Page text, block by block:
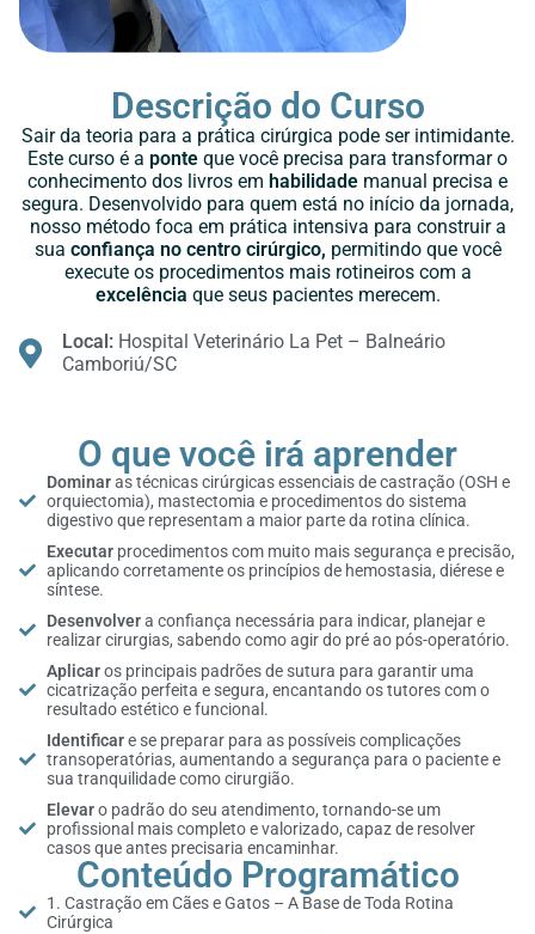
Local: Hospital Veterinário La Pet – Balneário
Camboriú/SC
Sair da teoria para a prática cirúrgica pode ser intimidante.
Este curso é a ponte que você precisa para transformar o
conhecimento dos livros em habilidade manual precisa e
segura. Desenvolvido para quem está no início da jornada,
nosso método foca em prática intensiva para construir a
sua confiança no centro cirúrgico, permitindo que você
execute os procedimentos mais rotineiros com a
excelência que seus pacientes merecem.
Descrição do Curso
Dominaras técnicas cirúrgicas essenciais de castração (OSH e
orquiectomia), mastectomia e procedimentos do sistema
digestivo que representam a maior parte da rotina clínica.
Executar procedimentos com muito mais segurança e precisão,
aplicando corretamente os princípios de hemostasia, diérese e
síntese.
Desenvolvera confiança necessária para indicar, planejar e
realizar cirurgias, sabendo como agir do pré ao pós-operatório.
Aplicaros principais padrões de sutura para garantir uma
cicatrização perfeita e segura, encantando os tutores com o
resultado estético e funcional.
Identificare se preparar para as possíveis complicações
transoperatórias, aumentando a segurança para o paciente e
sua tranquilidade como cirurgião.
Elevaro padrão do seu atendimento, tornando-se um
profissional mais completo e valorizado, capaz de resolver
casos que antes precisaria encaminhar.
O que você irá aprender
1. Castração em Cães e Gatos – A Base de Toda Rotina
Cirúrgica
Conteúdo Programático